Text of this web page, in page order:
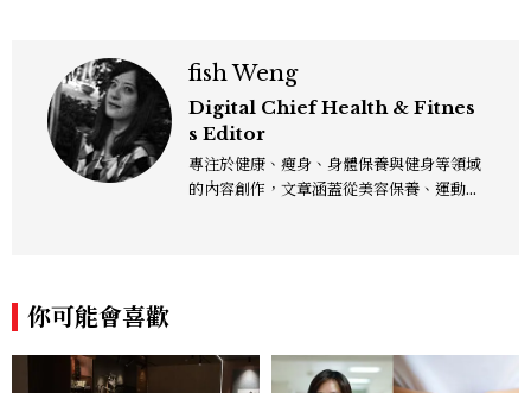
fish Weng
Digital Chief Health & Fitnes
s Editor
專注於健康、瘦身、身體保養與健身等領域
的內容創作，文章涵蓋從美容保養、運動健
你可能會喜歡